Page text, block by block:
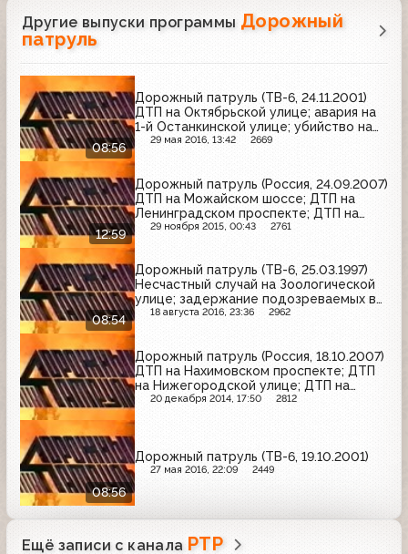
Другие выпуски программы Дорожный
патруль
08:56
Дорожный патруль (ТВ-6, 24.11.2001)
ДТП на Октябрьской улице; авария на
1-й Останкинской улице; убийство на
Хавской улице
29 мая 2016, 13:42 2669
12:59
Дорожный патруль (Россия, 24.09.2007)
ДТП на Можайском шоссе; ДТП на
Ленинградском проспекте; ДТП на
улице Старомынка
29 ноября 2015, 00:43 2761
08:54
Дорожный патруль (ТВ-6, 25.03.1997)
Несчастный случай на Зоологической
улице; задержание подозреваемых в
угоне автомобиля; пожар в квартире
18 августа 2016, 23:36 2962
Дорожный патруль (Россия, 18.10.2007)
ДТП на Нахимовском проспекте; ДТП
на Нижегородской улице; ДТП на
улице Маршала Голованова
20 декабря 2014, 17:50 2812
08:56
Дорожный патруль (ТВ-6, 19.10.2001)
27 мая 2016, 22:09 2449
Ещё записи с канала РТР